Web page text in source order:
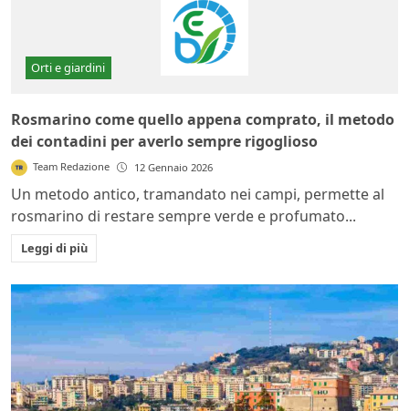
Orti e giardini
Rosmarino come quello appena comprato, il metodo
dei contadini per averlo sempre rigoglioso
Team Redazione 12 Gennaio 2026
Un metodo antico, tramandato nei campi, permette al
rosmarino di restare sempre verde e profumato...
Leggi di più